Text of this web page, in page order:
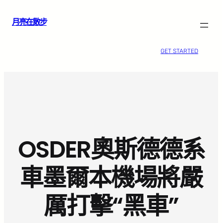
月亮在散步
GET STARTED
OSDER奧斯德德系
車墨爾本機場將嚴
厲打擊“黑車”